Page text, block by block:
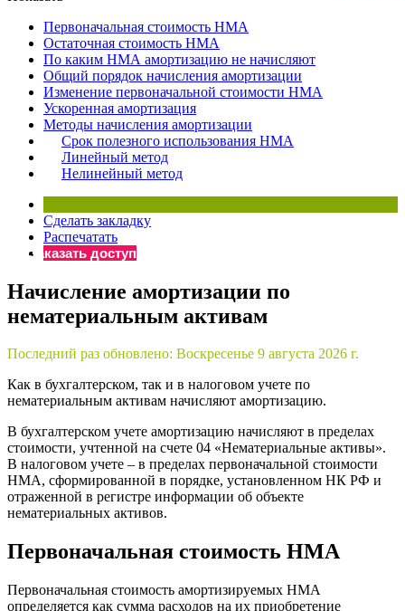
Бератор
«Практическая энциклопедия бухгалтера»
Материалы электронного журнала
«Нормативные акты для бухгалтера»
Материалы электронного журнала
«Практическая бухгалтерия»
Онлайн-сервисы «Учетная политика» и «Алгоритмы
Просто заполните форму, и мы вышлем вам на почту
Первоначальная стоимость НМА
Остаточная стоимость НМА
По каким НМА амортизацию не начисляют
Общий порядок начисления амортизации
Изменение первоначальной стоимости НМА
Ускоренная амортизация
Методы начисления амортизации
Срок полезного использования НМА
Линейный метод
Нелинейный метод
Сделать закладку
Распечатать
Заказать доступ
Начисление амортизации по
нематериальным активам
Последний раз обновлено: Воскресенье 9 августа 2026 г.
Как в бухгалтерском, так и в налоговом учете по
нематериальным активам начисляют амортизацию.
В бухгалтерском учете амортизацию начисляют в пределах
стоимости, учтенной на счете 04 «Нематериальные активы».
В налоговом учете – в пределах первоначальной стоимости
НМА, сформированной в порядке, установленном НК РФ и
отраженной в регистре информации об объекте
нематериальных активов.
Первоначальная стоимость НМА
Первоначальная стоимость амортизируемых НМА
определяется как сумма расходов на их приобретение